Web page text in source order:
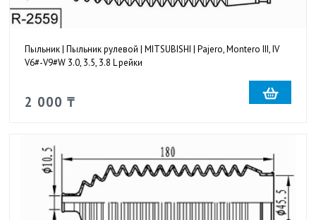
Пыльник | Пыльник рулевой | MITSUBISHI | Pajero, Montero III, IV
V6#-V9#W 3.0, 3.5, 3.8 L рейки
2 000 ₸